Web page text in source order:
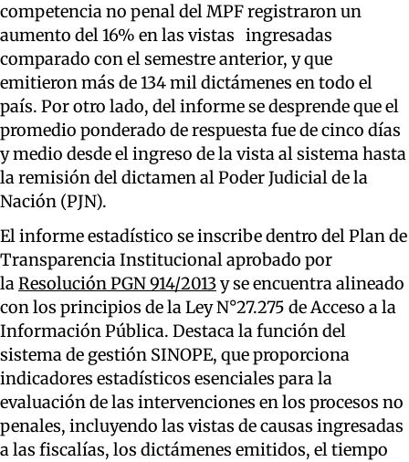
competencia no penal del MPF registraron un
aumento del 16% en las vistas ingresadas
comparado con el semestre anterior, y que
emitieron más de 134 mil dictámenes en todo el
país. Por otro lado, del informe se desprende que el
promedio ponderado de respuesta fue de cinco días
y medio desde el ingreso de la vista al sistema hasta
la remisión del dictamen al Poder Judicial de la
Nación (PJN).
El informe estadístico se inscribe dentro del Plan de
Transparencia Institucional aprobado por
laResolución PGN 914/2013y se encuentra alineado
con los principios de la Ley N°27.275 de Acceso a la
Información Pública. Destaca la función del
sistema de gestión SINOPE, que proporciona
indicadores estadísticos esenciales para la
evaluación de las intervenciones en los procesos no
penales, incluyendo las vistas de causas ingresadas
a las fiscalías, los dictámenes emitidos, el tiempo